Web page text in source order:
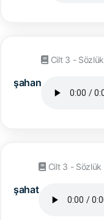
şahan
Cilt 3 - Sözlük
şahat
Cilt 3 - Sözlük